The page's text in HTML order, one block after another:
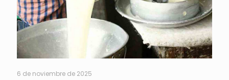
6 de noviembre de 2025